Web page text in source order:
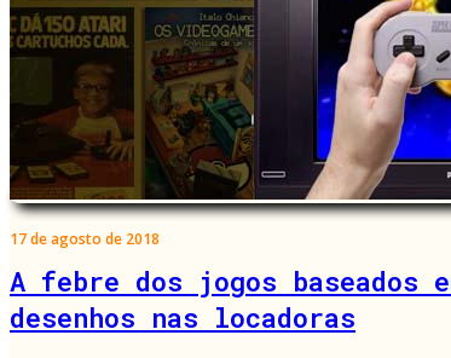
17 de agosto de 2018
A febre dos jogos baseados
desenhos nas locadoras